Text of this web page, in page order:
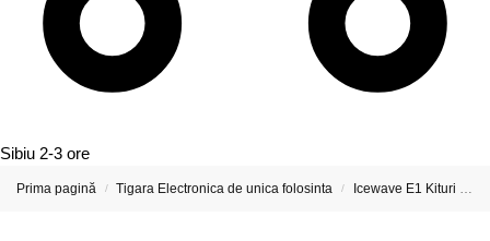
Sibiu 2-3 ore
Prima pagină / Tigara Electronica de unica folosinta / Icewave E1 Kituri si Capsule preumplute